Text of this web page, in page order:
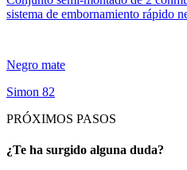
sistema de embornamiento rápido
Negro mate
Simon 82
PRÓXIMOS PASOS
¿Te ha surgido alguna duda?